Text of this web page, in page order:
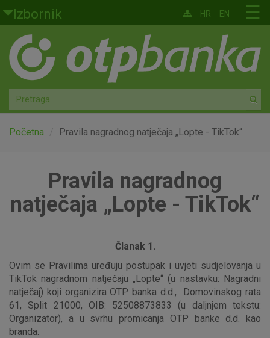
Skoči na glavni sadržaj
Izbornik
Građani
Privatno bankarstvo
Agro
Mala poduzeća i obrtnici
Globalna tržišta
☰
HR EN
Početna Pravila nagradnog natječaja „Lopte - TikTok“
Pravila nagradnog
natječaja „Lopte - TikTok“
Članak 1.
Ovim se Pravilima uređuju postupak i uvjeti sudjelovanja u
TikTok nagradnom natječaju „Lopte“ (u nastavku: Nagradni
natječaj) koji organizira OTP banka d.d., Domovinskog rata
61, Split 21000, OIB: 52508873833 (u daljnjem tekstu:
Organizator), a u svrhu promicanja OTP banke d.d. kao
branda.